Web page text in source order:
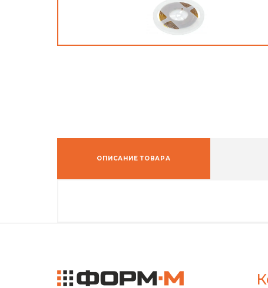
ОПИСАНИЕ ТОВАРА